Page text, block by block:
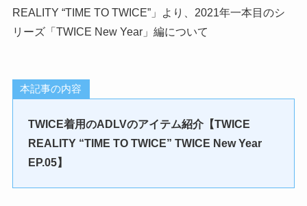
REALITY “TIME TO TWICE”」より、2021年一本目のシ
リーズ「TWICE New Year」編について
本記事の内容
TWICE着用のADLVのアイテム紹介【TWICE
REALITY “TIME TO TWICE” TWICE New Year
EP.05】